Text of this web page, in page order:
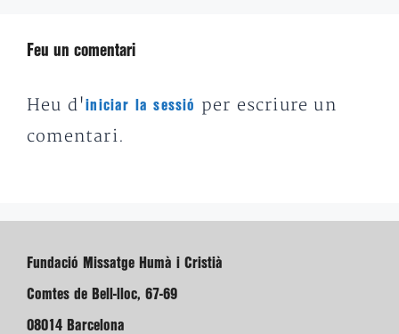
Feu un comentari
Heu d'iniciar la sessió
per escriure un
comentari.
Fundació Missatge Humà i Cristià
Comtes de Bell-lloc, 67-69
08014 Barcelona